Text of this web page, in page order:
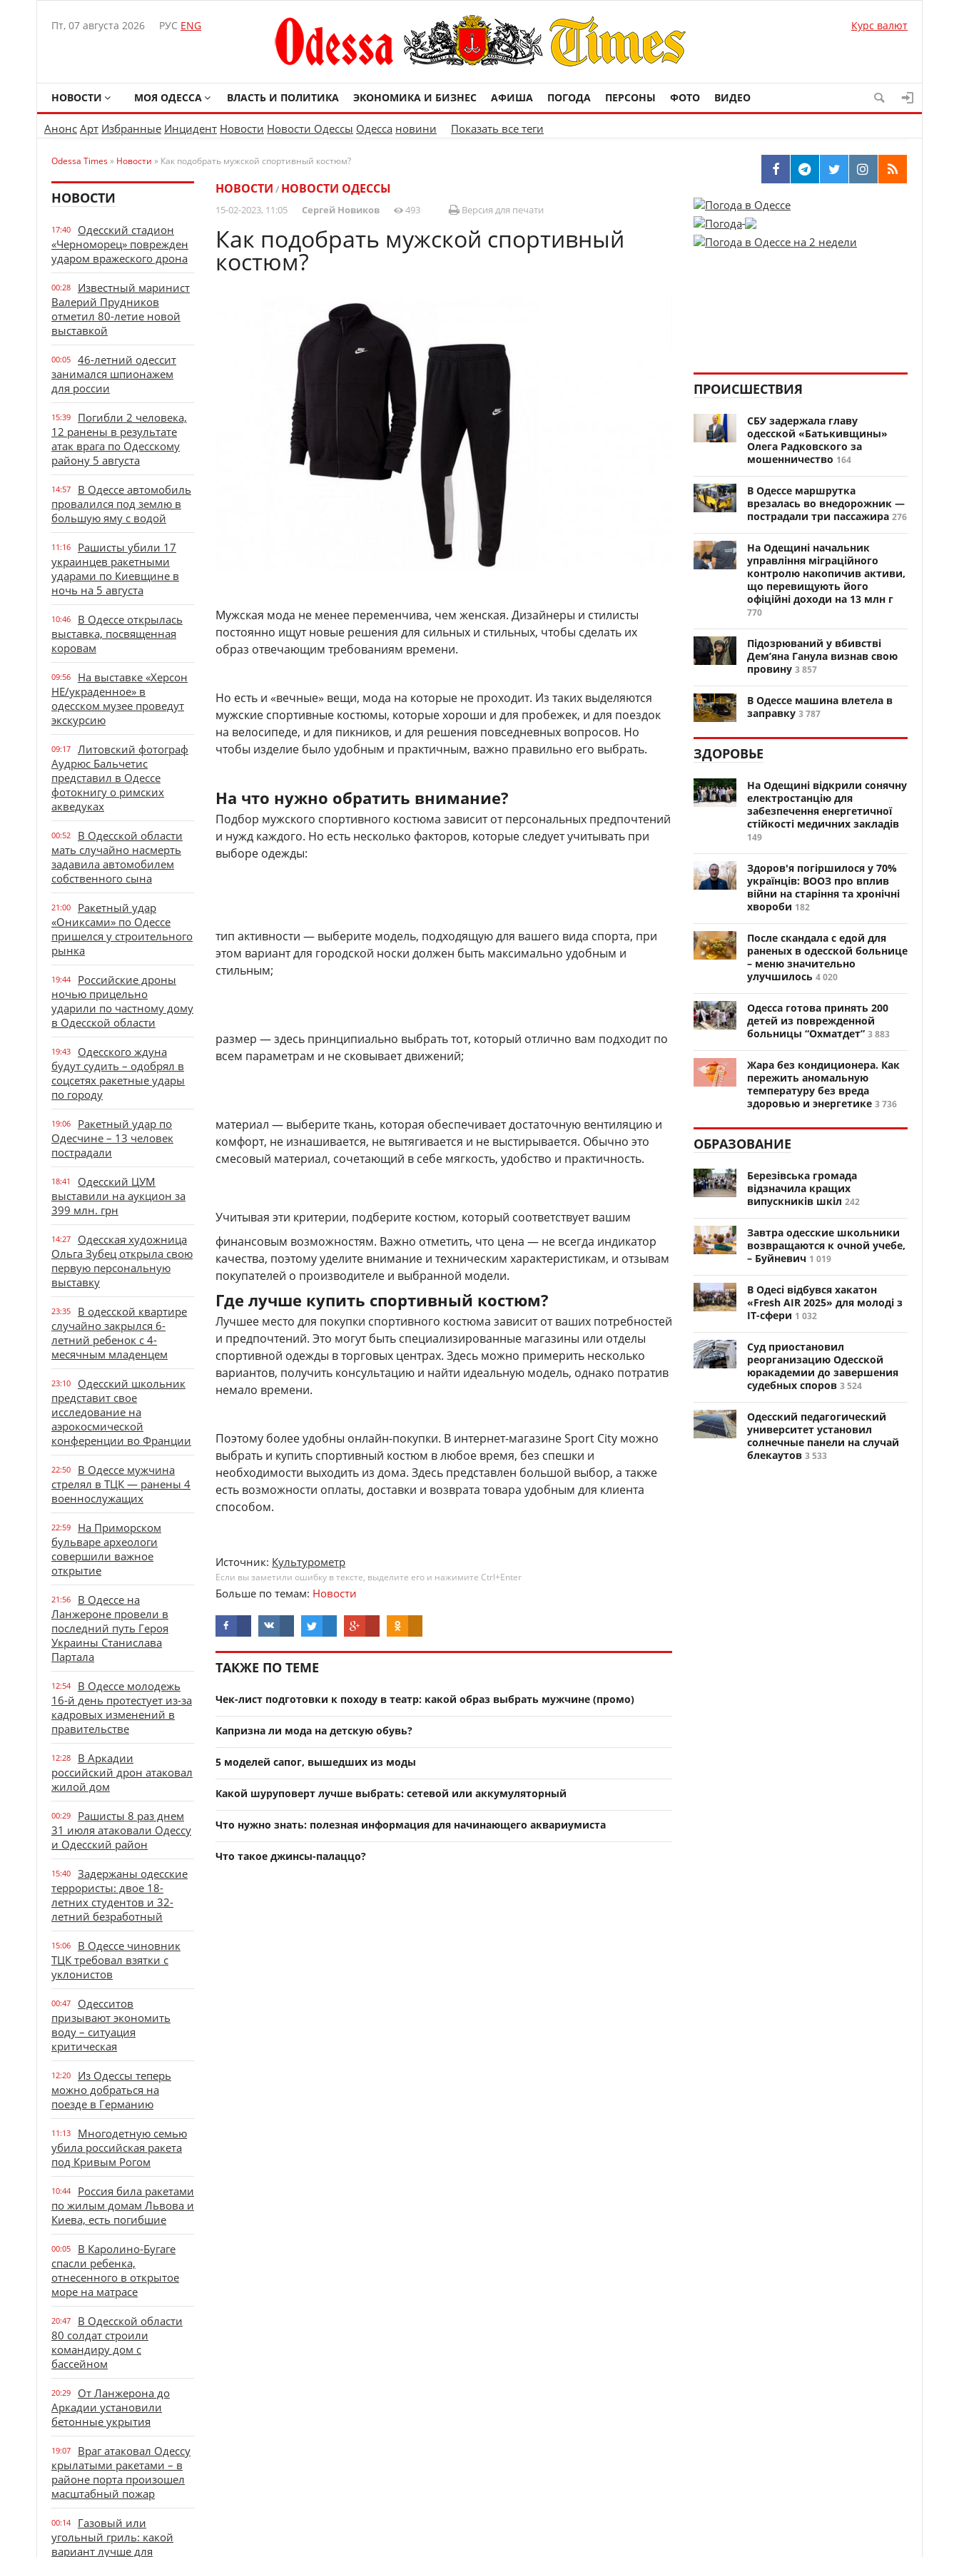
Пт, 07 августа 2026 РУС ENG Курс валют
НОВОСТИ МОЯ ОДЕССА ВЛАСТЬ И ПОЛИТИКА ЭКОНОМИКА И БИЗНЕС АФИША ПОГОДА ПЕРСОНЫ ФОТО ВИДЕО
Анонс Арт Избранные Инцидент Новости Новости Одессы Одесса новини Показать все теги
Odessa Times» Новости » Как подобрать мужской спортивный костюм?
НОВОСТИ
17:40
Одесский стадион
«Черноморец» поврежден
ударом вражеского дрона
00:28
Известный маринист
Валерий Прудников
отметил 80-летие новой
выставкой
00:05
46-летний одессит
занимался шпионажем
для россии
15:39
Погибли 2 человека,
12 ранены в результате
атак врага по Одесскому
району 5 августа
14:57
В Одессе автомобиль
провалился под землю в
большую яму с водой
11:16
Рашисты убили 17
украинцев ракетными
ударами по Киевщине в
ночь на 5 августа
10:46
В Одессе открылась
выставка, посвященная
коровам
09:56
На выставке «Херсон
НЕ/украденное» в
одесском музее проведут
экскурсию
09:17
Литовский фотограф
Аудрюс Бальчетис
представил в Одессе
фотокнигу о римских
акведуках
00:52
В Одесской области
мать случайно насмерть
задавила автомобилем
собственного сына
21:00
Ракетный удар
«Ониксами» по Одессе
пришелся у строительного
рынка
19:44
Российские дроны
ночью прицельно
ударили по частному дому
в Одесской области
19:43
Одесского ждуна
будут судить – одобрял в
соцсетях ракетные удары
по городу
19:06
Ракетный удар по
Одесчине – 13 человек
пострадали
18:41
Одесский ЦУМ
выставили на аукцион за
399 млн. грн
14:27
Одесская художница
Ольга Зубец открыла свою
первую персональную
выставку
23:35
В одесской квартире
случайно закрылся 6-
летний ребенок с 4-
месячным младенцем
23:10
Одесский школьник
представит свое
исследование на
аэрокосмической
конференции во Франции
22:50
В Одессе мужчина
стрелял в ТЦК — ранены 4
военнослужащих
22:59
На Приморском
бульваре археологи
совершили важное
открытие
21:56
В Одессе на
Ланжероне провели в
последний путь Героя
Украины Станислава
Партала
12:54
В Одессе молодежь
16-й день протестует из-за
кадровых изменений в
правительстве
12:28
В Аркадии
российский дрон атаковал
жилой дом
00:29
Рашисты 8 раз днем
31 июля атаковали Одессу
и Одесский район
15:40
Задержаны одесские
террористы: двое 18-
летних студентов и 32-
летний безработный
15:06
В Одессе чиновник
ТЦК требовал взятки с
уклонистов
00:47
Одесситов
призывают экономить
воду – ситуация
критическая
12:20
Из Одессы теперь
можно добраться на
поезде в Германию
11:13
Многодетную семью
убила российская ракета
под Кривым Рогом
10:44
Россия била ракетами
по жилым домам Львова и
Киева, есть погибшие
00:05
В Каролино-Бугаге
спасли ребенка,
отнесенного в открытое
море на матрасе
20:47
В Одесской области
80 солдат строили
командиру дом с
бассейном
20:29
От Ланжерона до
Аркадии установили
бетонные укрытия
19:07
Враг атаковал Одессу
крылатыми ракетами – в
районе порта произошел
масштабный пожар
00:14
Газовый или
угольный гриль: какой
вариант лучше для
НОВОСТИ / НОВОСТИ ОДЕССЫ
15-02-2023, 11:05 Сергей Новиков 493 Версия для печати
Как подобрать мужской спортивный
костюм?
Мужская мода не менее переменчива, чем женская. Дизайнеры и стилисты
постоянно ищут новые решения для сильных и стильных, чтобы сделать их
образ отвечающим требованиям времени.
Но есть и «вечные» вещи, мода на которые не проходит. Из таких выделяются
мужские спортивные костюмы, которые хороши и для пробежек, и для поездок
на велосипеде, и для пикников, и для решения повседневных вопросов. Но
чтобы изделие было удобным и практичным, важно правильно его выбрать.
На что нужно обратить внимание?
Подбор мужского спортивного костюма зависит от персональных предпочтений
и нужд каждого. Но есть несколько факторов, которые следует учитывать при
выборе одежды:
тип активности — выберите модель, подходящую для вашего вида спорта, при
этом вариант для городской носки должен быть максимально удобным и
стильным;
размер — здесь принципиально выбрать тот, который отлично вам подходит по
всем параметрам и не сковывает движений;
материал — выберите ткань, которая обеспечивает достаточную вентиляцию и
комфорт, не изнашивается, не вытягивается и не выстирывается. Обычно это
смесовый материал, сочетающий в себе мягкость, удобство и практичность.
Учитывая эти критерии, подберите костюм, который соответствует вашим
финансовым возможностям. Важно отметить, что цена — не всегда индикатор
качества, поэтому уделите внимание и техническим характеристикам, и отзывам
покупателей о производителе и выбранной модели.
Где лучше купить спортивный костюм?
Лучшее место для покупки спортивного костюма зависит от ваших потребностей
и предпочтений. Это могут быть специализированные магазины или отделы
спортивной одежды в торговых центрах. Здесь можно примерить несколько
вариантов, получить консультацию и найти идеальную модель, однако потратив
немало времени.
Поэтому более удобны онлайн-покупки. В интернет-магазине Sport City можно
выбрать и купить спортивный костюм в любое время, без спешки и
необходимости выходить из дома. Здесь представлен большой выбор, а также
есть возможности оплаты, доставки и возврата товара удобным для клиента
способом.
Источник: Культурометр
Если вы заметили ошибку в тексте, выделите его и нажимите Ctrl+Enter
Больше по темам: Новости
ТАКЖЕ ПО ТЕМЕ
Чек-лист подготовки к походу в театр: какой образ выбрать мужчине (промо)
Капризна ли мода на детскую обувь?
5 моделей сапог, вышедших из моды
Какой шуруповерт лучше выбрать: сетевой или аккумуляторный
Что нужно знать: полезная информация для начинающего аквариумиста
Что такое джинсы-палаццо?
ПРОИСШЕСТВИЯ
СБУ задержала главу
одесской «Батькивщины»
Олега Радковского за
мошенничество 164
В Одессе маршрутка
врезалась во внедорожник —
пострадали три пассажира 276
На Одещині начальник
управління міграційного
контролю накопичив активи,
що перевищують його
офіційні доходи на 13 млн г
770
Підозрюваний у вбивстві
Дем’яна Ганула визнав свою
провину 3 857
В Одессе машина влетела в
заправку 3 787
ЗДОРОВЬЕ
На Одещині відкрили сонячну
електростанцію для
забезпечення енергетичної
стійкості медичних закладів
149
Здоров'я погіршилося у 70%
українців: ВООЗ про вплив
війни на старіння та хронічні
хвороби 182
После скандала с едой для
раненых в одесской больнице
– меню значительно
улучшилось 4 020
Одесса готова принять 200
детей из поврежденной
больницы “Охматдет” 3 883
Жара без кондиционера. Как
пережить аномальную
температуру без вреда
здоровью и энергетике 3 736
ОБРАЗОВАНИЕ
Березівська громада
відзначила кращих
випускників шкіл 242
Завтра одесские школьники
возвращаются к очной учебе,
– Буйневич 1 019
В Одесі відбувся хакатон
«Fresh AIR 2025» для молоді з
ІТ-сфери 1 032
Суд приостановил
реорганизацию Одесской
юракадемии до завершения
судебных споров 3 524
Одесский педагогический
университет установил
солнечные панели на случай
блекаутов 3 533